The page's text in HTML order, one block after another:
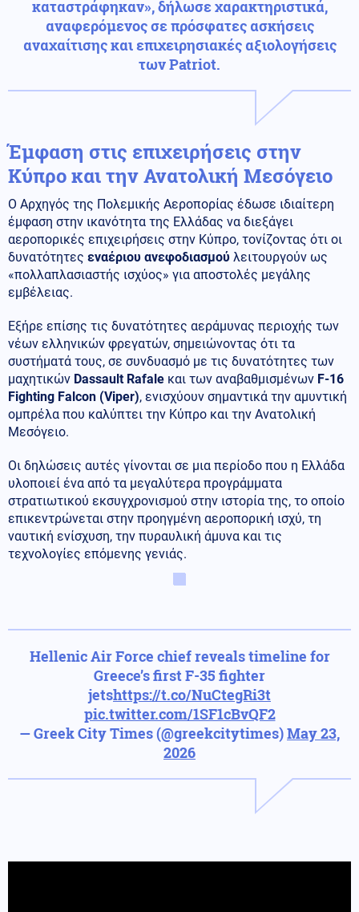
καταστράφηκαν», δήλωσε χαρακτηριστικά,
αναφερόμενος σε πρόσφατες ασκήσεις
αναχαίτισης και επιχειρησιακές αξιολογήσεις
των Patriot.
Έμφαση στις επιχειρήσεις στην
Κύπρο και την Ανατολική Μεσόγειο
Ο Αρχηγός της Πολεμικής Αεροπορίας έδωσε ιδιαίτερη
έμφαση στην ικανότητα της Ελλάδας να διεξάγει
αεροπορικές επιχειρήσεις στην Κύπρο, τονίζοντας ότι οι
δυνατότητες εναέριου ανεφοδιασμού λειτουργούν ως
«πολλαπλασιαστής ισχύος» για αποστολές μεγάλης
εμβέλειας.
Εξήρε επίσης τις δυνατότητες αεράμυνας περιοχής των
νέων ελληνικών φρεγατών, σημειώνοντας ότι τα
συστήματά τους, σε συνδυασμό με τις δυνατότητες των
μαχητικών Dassault Rafale και των αναβαθμισμένων F-16
Fighting Falcon (Viper), ενισχύουν σημαντικά την αμυντική
ομπρέλα που καλύπτει την Κύπρο και την Ανατολική
Μεσόγειο.
Οι δηλώσεις αυτές γίνονται σε μια περίοδο που η Ελλάδα
υλοποιεί ένα από τα μεγαλύτερα προγράμματα
στρατιωτικού εκσυγχρονισμού στην ιστορία της, το οποίο
επικεντρώνεται στην προηγμένη αεροπορική ισχύ, τη
ναυτική ενίσχυση, την πυραυλική άμυνα και τις
τεχνολογίες επόμενης γενιάς.
Hellenic Air Force chief reveals timeline for
Greece’s first F-35 fighter
jetshttps://t.co/NuCtegRi3t
pic.twitter.com/1SF1cBvQF2
— Greek City Times (@greekcitytimes)May 23,
2026